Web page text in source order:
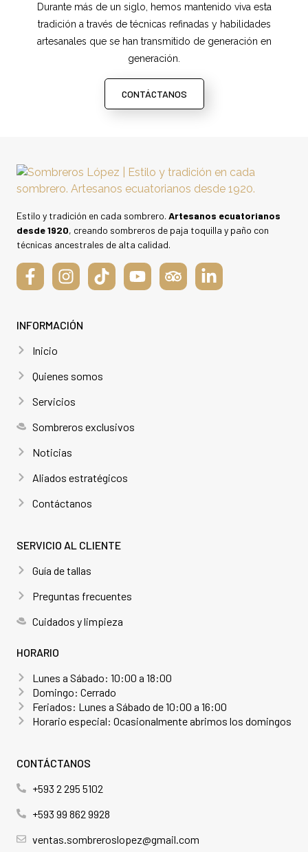
Durante más de un siglo, hemos mantenido viva esta
tradición a través de técnicas refinadas y habilidades
artesanales que se han transmitido de generación en
generación.
CONTÁCTANOS
Estilo y tradición en cada sombrero. Artesanos ecuatorianos
desde 1920, creando sombreros de paja toquilla y paño con
técnicas ancestrales de alta calidad.
INFORMACIÓN
Inicio
Quienes somos
Servicios
Sombreros exclusivos
Noticias
Aliados estratégicos
Contáctanos
SERVICIO AL CLIENTE
Guía de tallas
Preguntas frecuentes
Cuidados y limpieza
HORARIO
Lunes a Sábado: 10:00 a 18:00
Domingo: Cerrado
Feriados: Lunes a Sábado de 10:00 a 16:00
Horario especial: Ocasionalmente abrimos los domingos
CONTÁCTANOS
+593 2 295 5102
+593 99 862 9928
ventas.sombreroslopez@gmail.com